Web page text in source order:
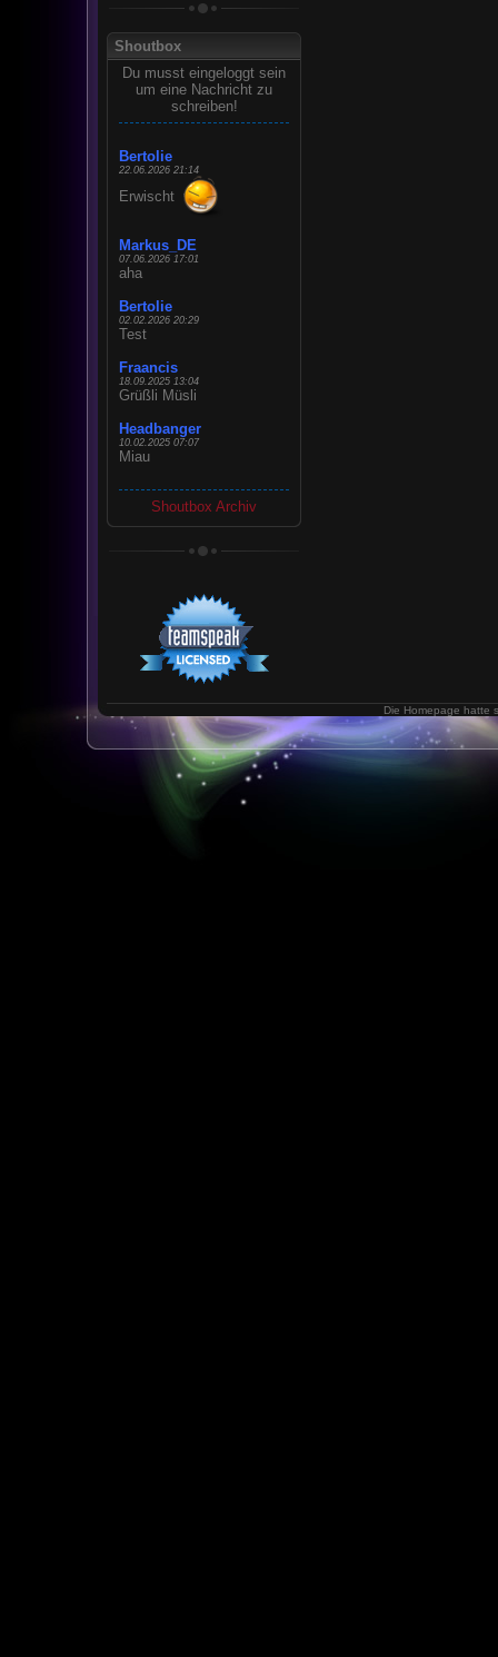
Shoutbox
Du musst eingeloggt sein
um eine Nachricht zu
schreiben!
Bertolie
22.06.2026 21:14
Erwischt
Markus_DE
07.06.2026 17:01
aha
Bertolie
02.02.2026 20:29
Test
Fraancis
18.09.2025 13:04
Grüßli Müsli
Headbanger
10.02.2025 07:07
Miau
Shoutbox Archiv
Die Homepage hatte